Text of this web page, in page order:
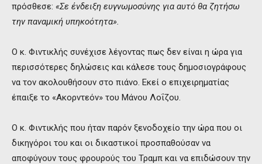
πρόσθεσε: «Σε ένδειξη ευγνωμοσύνης για αυτό θα ζητήσω
την παναμική υπηκοότητα».
Ο κ. Φιντικλής συνέχισε λέγοντας πως δεν είναι η ώρα για
περισσότερες δηλώσεις και κάλεσε τους δημοσιογράφους
να τον ακολουθήσουν στο πιάνο. Εκεί ο επιχειρηματίας
έπαιξε το «Ακορντεόν» του Μάνου Λοΐζου.
Ο κ. Φιντικλής που ήταν παρόν ξενοδοχείο την ώρα που οι
δικηγόροι του και οι δικαστικοί προσπαθούσαν να
αποφύγουν τους φρουρούς του Τραμπ και να επιδώσουν την